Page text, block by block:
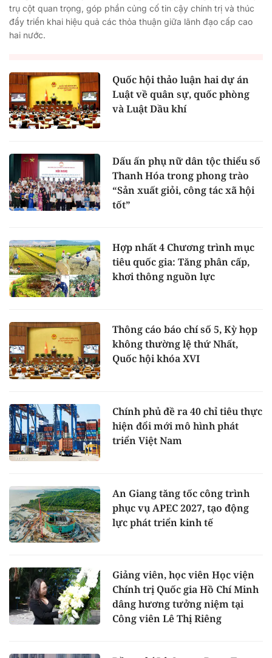
trụ cột quan trọng, góp phần củng cố tin cậy chính trị và thúc
đẩy triển khai hiệu quả các thỏa thuận giữa lãnh đạo cấp cao
hai nước.
Quốc hội thảo luận hai dự án
Luật về quân sự, quốc phòng
và Luật Dầu khí
Dấu ấn phụ nữ dân tộc thiểu số
Thanh Hóa trong phong trào
“Sản xuất giỏi, công tác xã hội
tốt”
Hợp nhất 4 Chương trình mục
tiêu quốc gia: Tăng phân cấp,
khơi thông nguồn lực
Thông cáo báo chí số 5, Kỳ họp
không thường lệ thứ Nhất,
Quốc hội khóa XVI
Chính phủ đề ra 40 chỉ tiêu thực
hiện đổi mới mô hình phát
triển Việt Nam
An Giang tăng tốc công trình
phục vụ APEC 2027, tạo động
lực phát triển kinh tế
Giảng viên, học viên Học viện
Chính trị Quốc gia Hồ Chí Minh
dâng hương tưởng niệm tại
Công viên Lê Thị Riêng